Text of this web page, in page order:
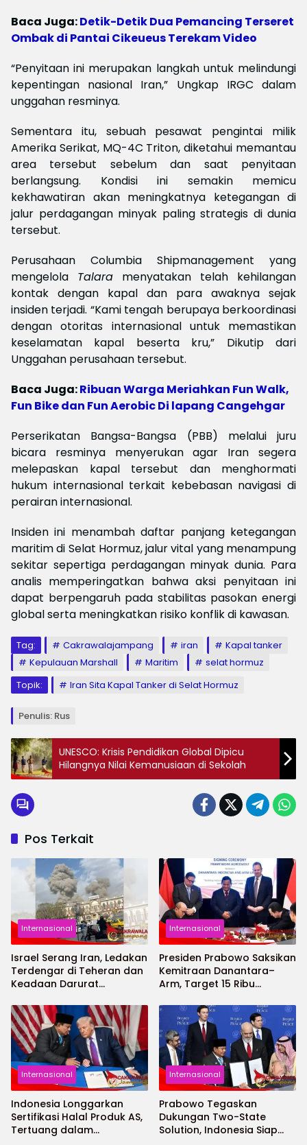
Baca Juga:Detik-Detik Dua Pemancing Terseret
Ombak di Pantai Cikeueus Terekam Video
“Penyitaan ini merupakan langkah untuk melindungi
kepentingan nasional Iran,” Ungkap IRGC dalam
unggahan resminya.
Sementara itu, sebuah pesawat pengintai milik
Amerika Serikat, MQ-4C Triton, diketahui memantau
area tersebut sebelum dan saat penyitaan
berlangsung. Kondisi ini semakin memicu
kekhawatiran akan meningkatnya ketegangan di
jalur perdagangan minyak paling strategis di dunia
tersebut.
Perusahaan Columbia Shipmanagement yang
mengelola Talara menyatakan telah kehilangan
kontak dengan kapal dan para awaknya sejak
insiden terjadi. “Kami tengah berupaya berkoordinasi
dengan otoritas internasional untuk memastikan
keselamatan kapal beserta kru,” Dikutip dari
Unggahan perusahaan tersebut.
Baca Juga:Ribuan Warga Meriahkan Fun Walk,
Fun Bike dan Fun Aerobic Di lapang Cangehgar
Perserikatan Bangsa-Bangsa (PBB) melalui juru
bicara resminya menyerukan agar Iran segera
melepaskan kapal tersebut dan menghormati
hukum internasional terkait kebebasan navigasi di
perairan internasional.
Insiden ini menambah daftar panjang ketegangan
maritim di Selat Hormuz, jalur vital yang menampung
sekitar sepertiga perdagangan minyak dunia. Para
analis memperingatkan bahwa aksi penyitaan ini
dapat berpengaruh pada stabilitas pasokan energi
global serta meningkatkan risiko konflik di kawasan.
Tag: Cakrawalajampang iran
Kapal tanker
Kepulauan Marshall
Maritim
selat hormuz
Topik:
Iran Sita Kapal Tanker di Selat Hormuz
Penulis: Rus
UNESCO: Krisis Pendidikan Global Dipicu
Hilangnya Nilai Kemanusiaan di Sekolah
Pos Terkait
Internasional
Israel Serang Iran, Ledakan
Terdengar di Teheran dan
Keadaan Darurat
Internasional
Presiden Prabowo Saksikan
Kemitraan Danantara–
Arm, Target 15 Ribu
Chip
Internasional
Indonesia Longgarkan
Sertifikasi Halal Produk AS,
Tertuang dalam
Internasional
Prabowo Tegaskan
Dukungan Two-State
Solution, Indonesia Siap